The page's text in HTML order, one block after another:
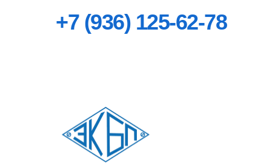
+7 (936) 125-62-78